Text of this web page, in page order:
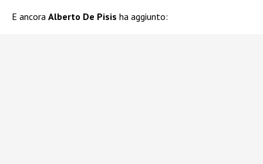
E ancora Alberto De Pisis ha aggiunto: